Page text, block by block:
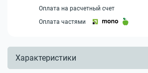
Оплата на расчетный счет
Оплата частями
Характеристики